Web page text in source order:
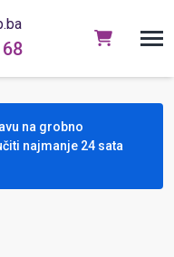
na grobno
najmanje 24 sata